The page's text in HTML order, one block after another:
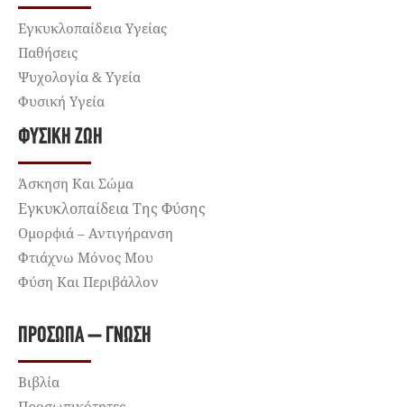
Εγκυκλοπαίδεια Υγείας
Παθήσεις
Ψυχολογία & Υγεία
Φυσική Υγεία
ΦΥΣΙΚΉ ΖΩΉ
Άσκηση Και Σώμα
Εγκυκλοπαίδεια Της Φύσης
Ομορφιά – Αντιγήρανση
Φτιάχνω Μόνος Μου
Φύση Και Περιβάλλον
ΠΡΌΣΩΠΑ – ΓΝΏΣΗ
Βιβλία